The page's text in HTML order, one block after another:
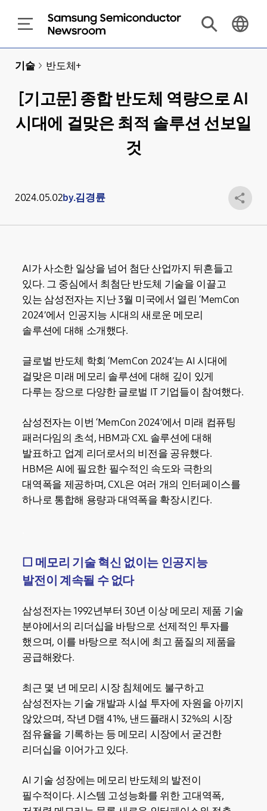
기술 > 반도체+
[기고문] 종합 반도체 역량으로 AI
시대에 걸맞은 최적 솔루션 선보일
것
2024.05.02by.김경륜
AI가 사소한 일상을 넘어 첨단 산업까지 뒤흔들고
있다. 그 중심에서 최첨단 반도체 기술을 이끌고
있는 삼성전자는 지난 3월 미국에서 열린 ‘MemCon
2024’에서 인공지능 시대의 새로운 메모리
솔루션에 대해 소개했다.
글로벌 반도체 학회 ‘MemCon 2024’는 AI 시대에
걸맞은 미래 메모리 솔루션에 대해 깊이 있게
다루는 장으로 다양한 글로벌 IT 기업들이 참여했다.
삼성전자는 이번 ‘MemCon 2024’에서 미래 컴퓨팅
패러다임의 초석, HBM과 CXL 솔루션에 대해
발표하고 업계 리더로서의 비전을 공유했다.
HBM은 AI에 필요한 필수적인 속도와 극한의
대역폭을 제공하며, CXL은 여러 개의 인터페이스를
하나로 통합해 용량과 대역폭을 확장시킨다.
☐ 메모리 기술 혁신 없이는 인공지능
발전이 계속될 수 없다
삼성전자는 1992년부터 30년 이상 메모리 제품 기술
분야에서의 리더십을 바탕으로 선제적인 투자를
했으며, 이를 바탕으로 적시에 최고 품질의 제품을
공급해왔다.
최근 몇 년 메모리 시장 침체에도 불구하고
삼성전자는 기술 개발과 시설 투자에 자원을 아끼지
않았으며, 작년 D램 41%, 낸드플래시 32%의 시장
점유율을 기록하는 등 메모리 시장에서 굳건한
리더십을 이어가고 있다.
AI 기술 성장에는 메모리 반도체의 발전이
필수적이다. 시스템 고성능화를 위한 고대역폭,